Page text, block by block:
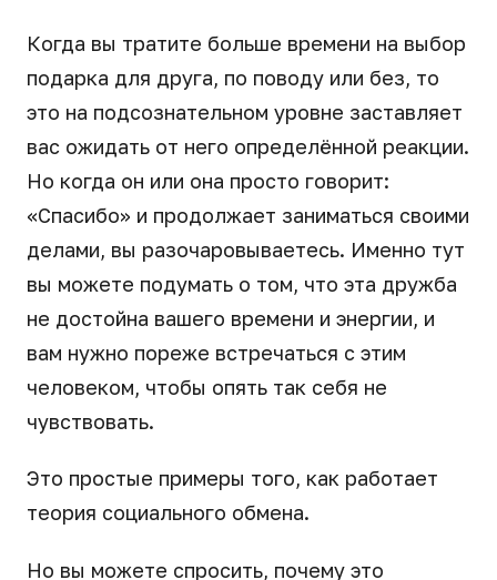
Когда вы тратите больше времени на выбор
подарка для друга, по поводу или без, то
это на подсознательном уровне заставляет
вас ожидать от него определённой реакции.
Но когда он или она просто говорит:
«Спасибо» и продолжает заниматься своими
делами, вы разочаровываетесь. Именно тут
вы можете подумать о том, что эта дружба
не достойна вашего времени и энергии, и
вам нужно пореже встречаться с этим
человеком, чтобы опять так себя не
чувствовать.
Это простые примеры того, как работает
теория социального обмена.
Но вы можете спросить, почему это